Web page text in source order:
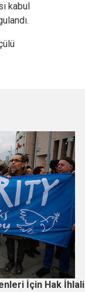
kabul
İçin Hak İhlali